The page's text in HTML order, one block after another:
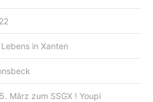
in Xanten
März zum SSGX ! Youpi